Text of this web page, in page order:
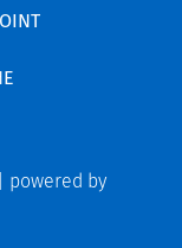
powered by